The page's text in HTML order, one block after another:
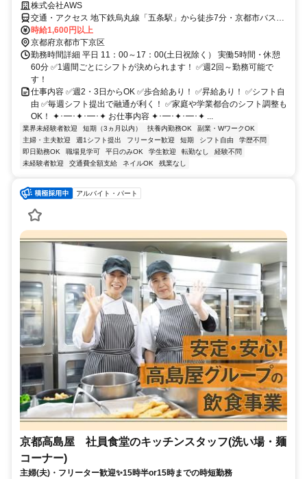
株式会社AWS
交通・アクセス 地下鉄烏丸線「五条駅」から徒歩7分・京都市バス
「五条西洞院」から徒歩2分
時給1,600円以上
京都府京都市下京区
勤務時間詳細 平日 11：00～17：00(土日祝除く） 実働5時間・休憩
60分 ✅1週間ごとにシフトが決められます！ ✅週2回～勤務可能で
す！
仕事内容 ✅週2・3日からOK ✅歩合給あり！ ✅昇給あり！ ✅シフト自
由 ✅毎週シフト提出で融通が利く！ ✅家庭や学業都合のシフト調整も
OK！ ✦･━･✦･━･✦ お仕事内容 ✦･━･✦･━･✦ ...
業界未経験者歓迎 短期（3ヵ月以内） 扶養内勤務OK
副業・WワークOK
主婦・主夫歓迎
週1シフト提出 フリーター歓迎 短期 シフト自由
学歴不問
即日勤務OK
職場見学可 平日のみOK 学生歓迎 転勤なし
経験不問
未経験者歓迎
交通費全額支給 ネイルOK 残業なし
アルバイト・パート
京都高島屋 社員食堂のキッチンスタッフ(洗い場・麺
コーナー)
主婦(夫)・フリーター歓迎✨15時半or15時までの時短勤務